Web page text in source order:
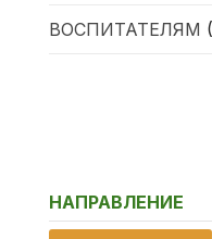
ВОСПИТАТЕЛЯМ
НАПРАВЛЕНИЕ